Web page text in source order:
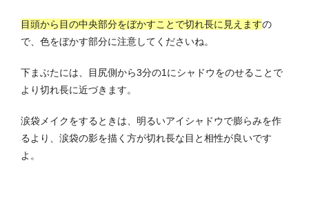
目頭から目の中央部分をぼかすことで切れ長に見えますの
で、色をぼかす部分に注意してくださいね。
下まぶたには、目尻側から3分の1にシャドウをのせることで
より切れ長に近づきます。
涙袋メイクをするときは、明るいアイシャドウで膨らみを作
るより、涙袋の影を描く方が切れ長な目と相性が良いです
よ。